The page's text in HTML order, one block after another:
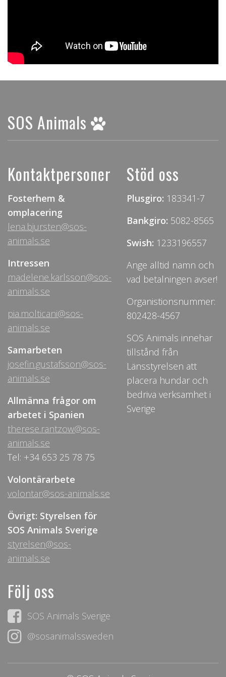
SOS Animals
Kontaktpersoner
Fosterhem &
omplacering
lena.bjursten@sos-
animals.se
Intressen
madelene.karlsson@sos-
animals.se
pia.molticani@sos-
animals.se
Samarbeten
josefin.gustafsson@sos-
animals.se
Allmänna frågor om
arbetet i Spanien
therese.rantzow@sos-
animals.se
Tel: +34 653 25 78 75
Volontärarbete
volontar@sos-animals.se
Övrigt: Styrelsen för
SOS Animals Sverige
styrelsen@sos-
animals.se
Stöd oss
Plusgiro: 183341-7
Bankgiro: 5082-8565
Swish: 1233196557
Ange alltid namn och
vad betalningen avser!
Organistionsnummer:
802428-4567
SOS Animals innehar
tillstånd från
Länsstyrelsen att
placera hundar och
bedriva verksamhet i
Sverige
Följ oss
SOS Animals Sverige
@sosanimalssweden